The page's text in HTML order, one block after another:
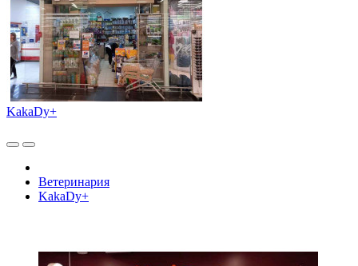
KakaDy+
Ветеринария
KakaDy+